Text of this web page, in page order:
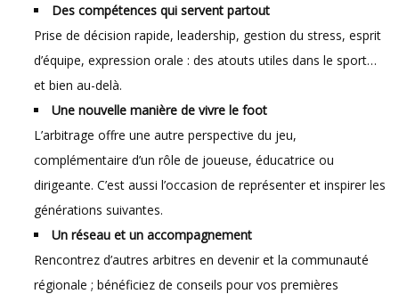
Des compétences qui servent partout
Prise de décision rapide, leadership, gestion du stress, esprit
d’équipe, expression orale : des atouts utiles dans le sport…
et bien au-delà.
Une nouvelle manière de vivre le foot
L’arbitrage offre une autre perspective du jeu,
complémentaire d’un rôle de joueuse, éducatrice ou
dirigeante. C’est aussi l’occasion de représenter et inspirer les
générations suivantes.
Un réseau et un accompagnement
Rencontrez d’autres arbitres en devenir et la communauté
régionale ; bénéficiez de conseils pour vos premières